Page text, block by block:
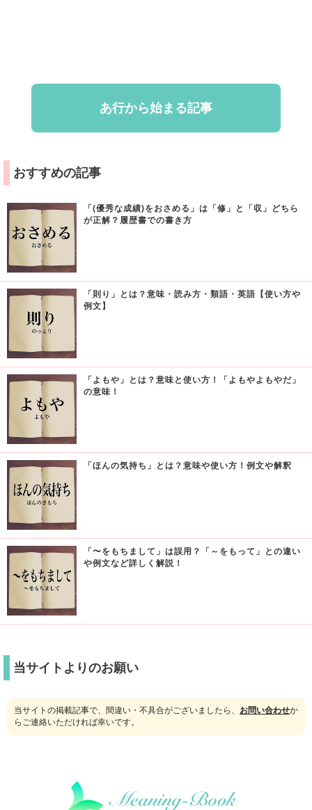
あ行から始まる記事
おすすめの記事
「(優秀な成績)をおさめる」は「修」と「収」どちら
が正解？履歴書での書き方
「則り」とは？意味・読み方・類語・英語【使い方や
例文】
「よもや」とは？意味と使い方！「よもやよもやだ」
の意味！
「ほんの気持ち」とは？意味や使い方！例文や解釈
「〜をもちまして」は誤用？「～をもって」との違い
や例文など詳しく解説！
当サイトよりのお願い
当サイトの掲載記事で、間違い・不具合がございましたら、 お問い合わせか
らご連絡いただければ幸いです。